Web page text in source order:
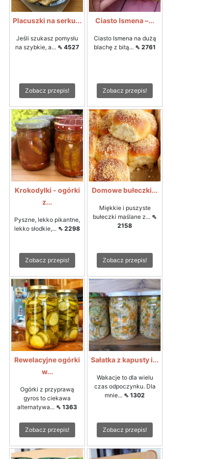
Placuszki na serku...
Jeśli szukasz pomysłu
na szybkie, a... ⇖ 4527
Zobacz przepis!
Ciasto Ismena –...
Ciasto Ismena na dużą
blachę z bitą... ⇖ 2761
Zobacz przepis!
Krokodylki - ogórki
z...
Pyszne, lekko pikantne,
lekko słodkie,... ⇖ 2298
Zobacz przepis!
Domowe bułeczki...
Miękkie i puszyste
bułeczki maślane z... ⇖
2158
Zobacz przepis!
Rewelacyjne ogórki
w...
Ogórki z przyprawą
gyros to ciekawa
alternatywa... ⇖ 1363
Zobacz przepis!
Sałatka z kapusty i...
Wakacje to dla wielu
czas odpoczynku. Dla
mnie... ⇖ 1302
Zobacz przepis!